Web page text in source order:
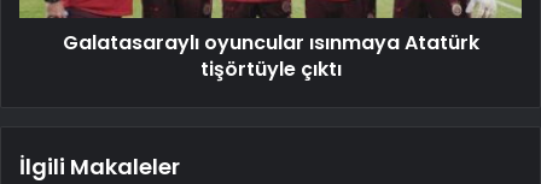
Galatasaraylı oyuncular ısınmaya Atatürk
tişörtüyle çıktı
İlgili Makaleler